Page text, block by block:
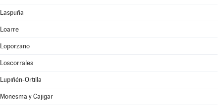
Laspuña
Loarre
Loporzano
Loscorrales
Lupiñén-Ortilla
Monesma y Cajigar